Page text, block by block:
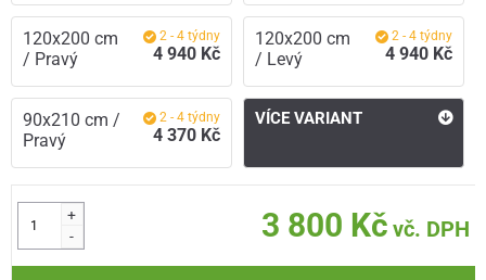
120x200 cm
/ Pravý
2 - 4 týdny
4 940 Kč
120x200 cm
/ Levý
2 - 4 týdny
4 940 Kč
90x210 cm /
Pravý
2 - 4 týdny
4 370 Kč
VÍCE VARIANT
+
-
3 800 Kč vč. DPH